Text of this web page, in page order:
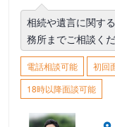
相続や遺言に関す
務所までご相談くだ
電話相談可能 初回
18時以降面談可能